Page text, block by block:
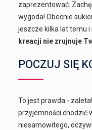
zaprezentować.
wygoda! Obecnie
jeszcze kilka lat temu
kreacji nie zrujnuje
POCZUJ SIĘ
To jest prawda -
przyjemności chodzić
niesamowitego,